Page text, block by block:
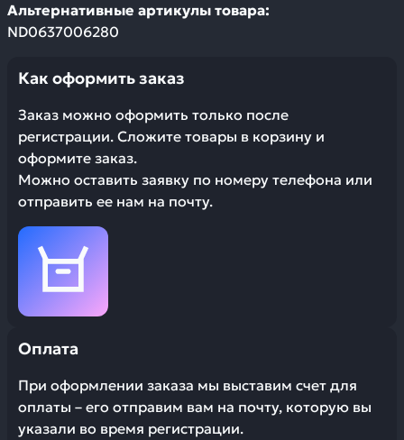
Альтернативные артикулы товара:
ND0637006280
Как оформить заказ
Заказ можно оформить только после
регистрации. Сложите товары в корзину и
оформите заказ.
Можно оставить заявку по номеру телефона или
отправить ее нам на почту.
Оплата
При оформлении заказа мы выставим счет для
оплаты – его отправим вам на почту, которую вы
указали во время регистрации.